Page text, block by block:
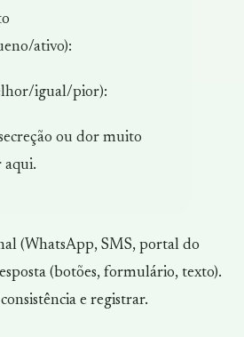
ativo):
igual/pior):
ou dor muito
aqui.
(WhatsApp, SMS, portal do
(botões, formulário, texto).
e registrar.